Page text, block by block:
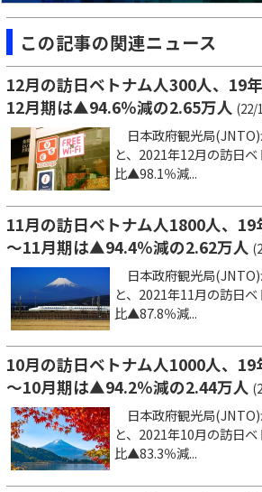
この記事の関連ニュース
12月の訪日ベトナム人300人、
12月期は▲94.6％減の2.65万人 (22/
日本政府観光局(JNTO)
と、2021年12月の訪日
比▲98.1％減...
11月の訪日ベトナム人1800人、
～11月期は▲94.4％減の2.62万人
日本政府観光局(JNTO)
と、2021年11月の訪日
比▲87.8％減...
10月の訪日ベトナム人1000人、
～10月期は▲94.2％減の2.44万人
日本政府観光局(JNTO)
と、2021年10月の訪日
比▲83.3％減...